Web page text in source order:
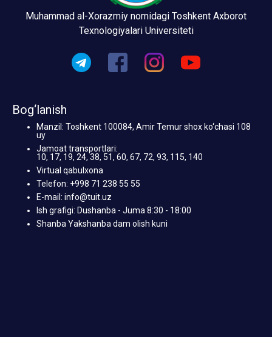
Muhammad al-Xorazmiy nomidagi Toshkent Axborot
Texnologiyalari Universiteti
Bog‘lanish
Manzil: Toshkent 100084, Amir Temur shox ko‘chasi 108
uy
Jamoat transportlari:
10, 17, 19, 24, 38, 51, 60, 67, 72, 93, 115, 140
Virtual qabulxona
Telefon: +998 71 238 55 55
E-mail: info@tuit.uz
Ish grafigi: Dushanba - Juma 8:30 - 18:00
Shanba Yakshanba dam olish kuni